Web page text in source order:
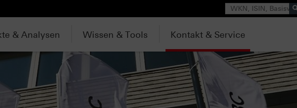
Suche
& Analysen Wissen & Tools Kontakt & Service